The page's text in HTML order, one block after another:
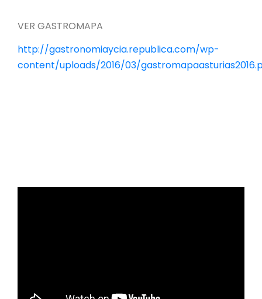
VER GASTROMAPA
http://gastronomiaycia.republica.com/wp-
content/uploads/2016/03/